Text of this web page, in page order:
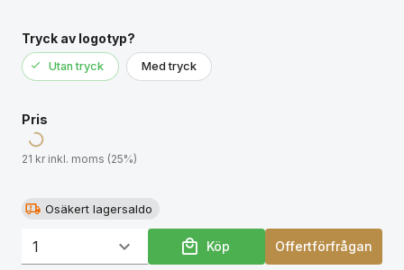
Tryck av logotyp?
Utan tryck Med tryck
Pris
21 kr inkl. moms (25%)
Osäkert lagersaldo
Köp Offertförfrågan